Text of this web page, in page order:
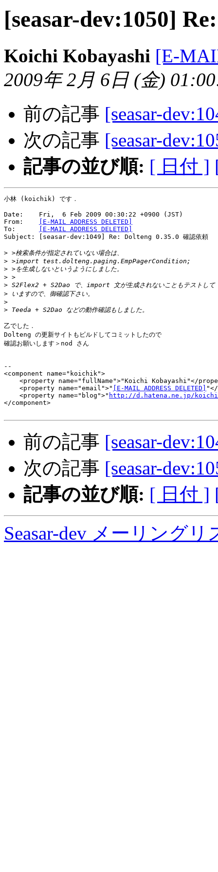
[seasar-dev:1050]
Koichi Kobayashi [E-
2009年 2月 6日 (金)
前の記事 [seasar-
次の記事 [seasar-
記事の並び順: [ 日付 ]
小林 (koichik) です．
Date:    Fri,  6 Feb 2009 00:30:22 +0900 (JST)
From:
[E-MAIL ADDRESS DELETED]
To:
[E-MAIL ADDRESS DELETED]
Subject: [seasar-dev:1049] Re: Dolteng 0.35.0 確認依頼
>
>
>
>
>
>
>
>
乙でした．
Dolteng の更新サイトもビルドしてコミットしたので
確認お願いします＞nod さん
--
<component name="koichik">
<property name="fullName">"Koichi Kobayashi"</
    <property name="email">"
[E-MAIL ADDRESS DELETED]
    <property name="blog">"
http://d.hatena.ne.jp/
</component>
前の記事 [seasar-
次の記事 [seasar-
記事の並び順: [ 日付 ]
Seasar-dev メーリング